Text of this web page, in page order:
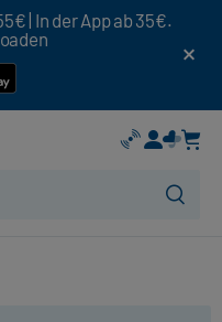
| In der App ab 35€.